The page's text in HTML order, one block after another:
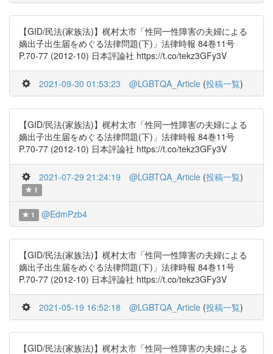
【GID/民法(家族法)】梶村太市「性同一性障害の夫婦による
嫡出子出生届をめぐる法律問題(下)」法律時報 84巻11号
P.70-77 (2012-10) 日本評論社 https://t.co/tekz3GFy3V
2021-09-30 01:53:23 @LGBTQA_Article (投稿一覧)
【GID/民法(家族法)】梶村太市「性同一性障害の夫婦による
嫡出子出生届をめぐる法律問題(下)」法律時報 84巻11号
P.70-77 (2012-10) 日本評論社 https://t.co/tekz3GFy3V
2021-07-29 21:24:19 @LGBTQA_Article (投稿一覧)
1
1 @EdmPzb4
【GID/民法(家族法)】梶村太市「性同一性障害の夫婦による
嫡出子出生届をめぐる法律問題(下)」法律時報 84巻11号
P.70-77 (2012-10) 日本評論社 https://t.co/tekz3GFy3V
2021-05-19 16:52:18 @LGBTQA_Article (投稿一覧)
【GID/民法(家族法)】梶村太市「性同一性障害の夫婦による